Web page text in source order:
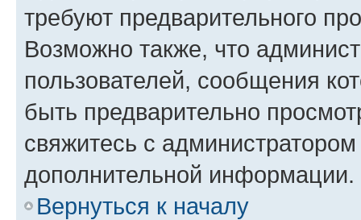
требуют предварительного
Возможно также, что
пользователей, сообщения
быть предварительно
свяжитесь с
дополнительной информации.
Вернуться к началу